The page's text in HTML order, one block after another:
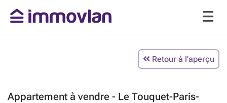
Retour à l'aperçu
Appartement à vendre - Le Touquet-Paris-